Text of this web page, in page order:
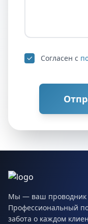
Согласен с
Мы — ваш проводник
Профессиональный
забота о каждом